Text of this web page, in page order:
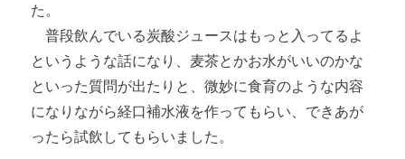
た。
普段飲んでいる炭酸ジュースはもっと入ってるよ
というような話になり、麦茶とかお水がいいのかな
といった質問が出たりと、微妙に食育のような内容
になりながら経口補水液を作ってもらい、できあが
ったら試飲してもらいました。